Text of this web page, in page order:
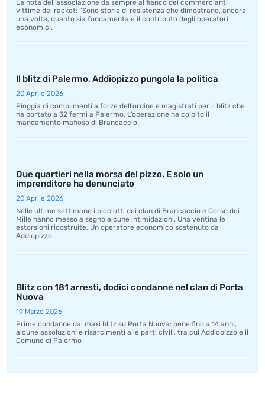
La nota dell’associazione da sempre al fianco dei commercianti
vittime del racket: “Sono storie di resistenza che dimostrano, ancora
una volta, quanto sia fondamentale il contributo degli operatori
economici.
Il blitz di Palermo, Addiopizzo pungola la politica
20 Aprile 2026
Pioggia di complimenti a forze dell’ordine e magistrati per il blitz che
ha portato a 32 fermi a Palermo. L’operazione ha colpito il
mandamento mafioso di Brancaccio.
Due quartieri nella morsa del pizzo. E solo un
imprenditore ha denunciato
20 Aprile 2026
Nelle ultime settimane i picciotti dei clan di Brancaccio e Corso dei
Mille hanno messo a segno alcune intimidazioni. Una ventina le
estorsioni ricostruite. Un operatore economico sostenuto da
Addiopizzo
Blitz con 181 arresti, dodici condanne nel clan di Porta
Nuova
19 Marzo 2026
Prime condanne dal maxi blitz su Porta Nuova: pene fino a 14 anni,
alcune assoluzioni e risarcimenti alle parti civili, tra cui Addiopizzo e il
Comune di Palermo